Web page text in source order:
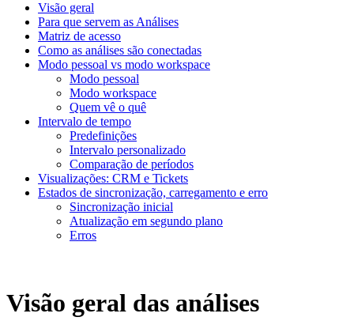
Visão geral
Para que servem as Análises
Matriz de acesso
Como as análises são conectadas
Modo pessoal vs modo workspace
Modo pessoal
Modo workspace
Quem vê o quê
Intervalo de tempo
Predefinições
Intervalo personalizado
Comparação de períodos
Visualizações: CRM e Tickets
Estados de sincronização, carregamento e erro
Sincronização inicial
Atualização em segundo plano
Erros
Visão geral das análises